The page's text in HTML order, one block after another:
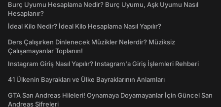
Burç Uyumu Hesaplama Nedir? Burç Uyumu, Aşk Uyumu Nasıl
Hesaplanır?
İdeal Kilo Nedir? İdeal Kilo Hesaplama Nasıl Yapılır?
Ders Çalışırken Dinlenecek Müzikler Nelerdir? Müziksiz
Çalışamayanlar Toplanın!
Instagram Giriş Nasıl Yapılır? Instagram'a Giriş İşlemleri Rehberi
41 Ülkenin Bayrakları ve Ülke Bayraklarının Anlamları
GTA San Andreas Hileleri! Oynamaya Doyamayanlar İçin Güncel San
Andreas Şifreleri